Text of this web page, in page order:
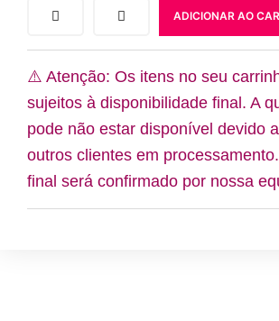
o
k
r
a
m
BA33
ADICIONAR AO
⚠️ Atenção: Os itens no seu
sujeitos à disponibilidade final. A
pode não estar disponível devido
outros clientes em
final será confirmado por nossa